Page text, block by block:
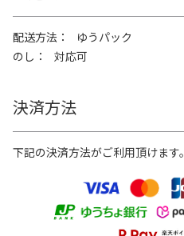
配送方法
ゆうパック
のし
対応可
決済方法
下記の決済方法がご利用頂けます。